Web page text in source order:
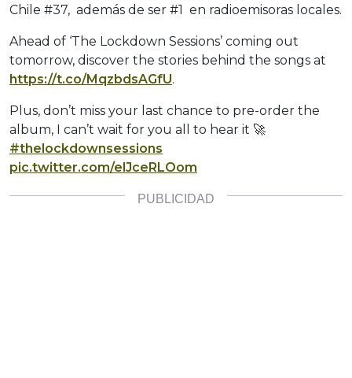
Chile #37, además de ser #1 en radioemisoras locales.
Ahead of ‘The Lockdown Sessions’ coming out
tomorrow, discover the stories behind the songs at
https://t.co/MqzbdsAGfU.
Plus, don’t miss your last chance to pre-order the
album, I can’t wait for you all to hear it 🚀
#thelockdownsessions
pic.twitter.com/elJceRLOom